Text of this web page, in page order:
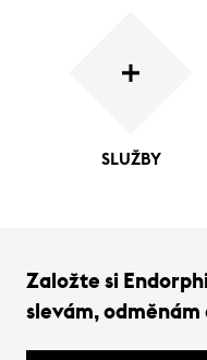
SLUŽBY
Založte si
slevám, odměnám